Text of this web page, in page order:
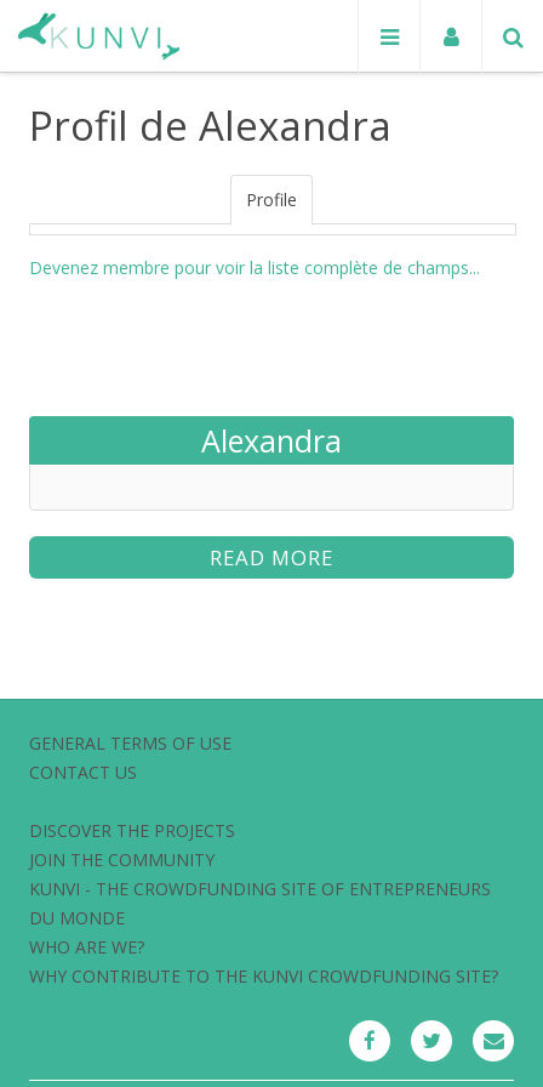
Profil de Alexandra
Profile
Devenez membre pour voir la liste complète de champs...
Alexandra
READ MORE
GENERAL TERMS OF USE
CONTACT US
DISCOVER THE PROJECTS
JOIN THE COMMUNITY
KUNVI - THE CROWDFUNDING SITE OF ENTREPRENEURS
DU MONDE
WHO ARE WE?
WHY CONTRIBUTE TO THE KUNVI CROWDFUNDING SITE?